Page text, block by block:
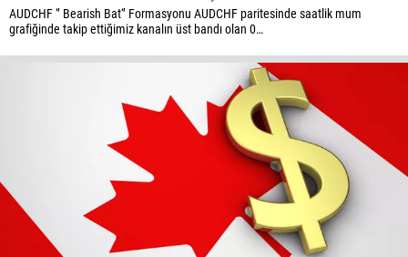
AUDCHF ‘’ Bearish Bat‘’ Formasyonu AUDCHF paritesinde saatlik mum
grafiğinde takip ettiğimiz kanalın üst bandı olan 0…
Geri arama
Telefon numarası
93
355
Bir arama planlayın